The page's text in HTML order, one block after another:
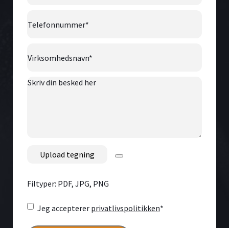
Skriv
Filtyper: PDF, JPG, PNG
Consent*
Jeg accepterer privatlivspolitikken*